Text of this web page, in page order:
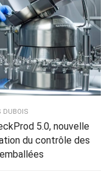
DUBOIS
5.0, nouvelle
du contrôle des